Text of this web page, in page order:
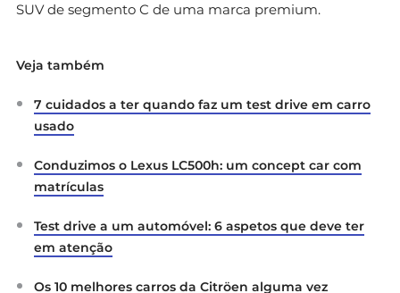
SUV de segmento C de uma marca premium.
Veja também
7 cuidados a ter quando faz um test drive em carro
usado
Conduzimos o Lexus LC500h: um concept car com
matrículas
Test drive a um automóvel: 6 aspetos que deve ter
em atenção
Os 10 melhores carros da Citröen alguma vez